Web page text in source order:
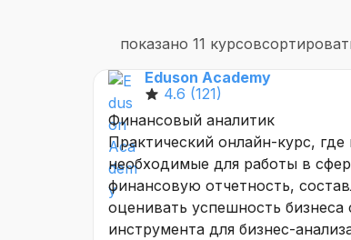
показано 11 курсов
Eduson Academy
4.6 (121)
Финансовый аналитик
Практический онлайн-курс,
необходимые для работы в
финансовую отчетность,
оценивать успешность
инструмента для бизнес-